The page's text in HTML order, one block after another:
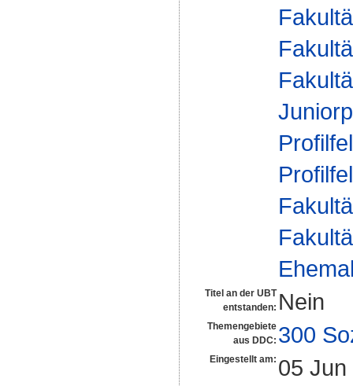
Titel an der UBT
entstanden: Nein
Themengebiete
aus DDC: 300
Eingestellt am: 05